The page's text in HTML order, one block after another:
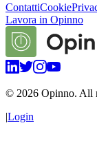
ContattiCookie
Lavora in Opinno
© 2026 Opinno. All
|Login